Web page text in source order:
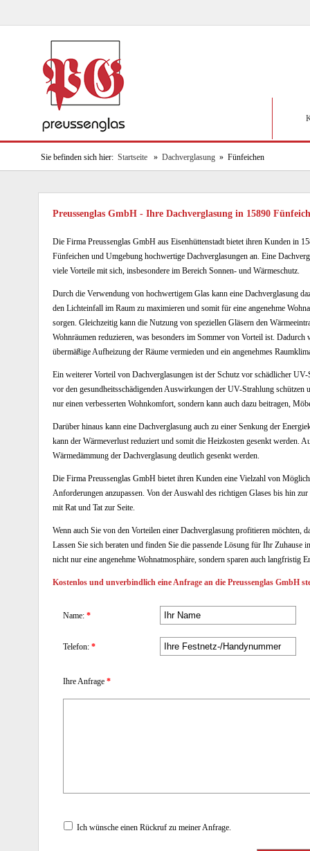
Sie befinden sich hier: Startseite » Dachverglasung » Fünfeichen
Preussenglas GmbH - Ihre Dachverglasung in 15890
Die Firma Preussenglas GmbH aus Eisenhüttenstadt bietet ihren Kunden in
Fünfeichen und Umgebung hochwertige Dachverglasungen an. Eine
viele Vorteile mit sich, insbesondere im Bereich Sonnen- und Wärmeschutz.
Durch die Verwendung von hochwertigem Glas kann eine Dachverglasung
den Lichteinfall im Raum zu maximieren und somit für eine angenehme
sorgen. Gleichzeitig kann die Nutzung von speziellen Gläsern den
Wohnräumen reduzieren, was besonders im Sommer von Vorteil ist. Dadurch
übermäßige Aufheizung der Räume vermieden und ein angenehmes
Ein weiterer Vorteil von Dachverglasungen ist der Schutz vor schädlicher
vor den gesundheitsschädigenden Auswirkungen der UV-Strahlung
nur einen verbesserten Wohnkomfort, sondern kann auch dazu beitragen,
Darüber hinaus kann eine Dachverglasung auch zu einer Senkung der
kann der Wärmeverlust reduziert und somit die Heizkosten gesenkt werden.
Wärmedämmung der Dachverglasung deutlich gesenkt werden.
Die Firma Preussenglas GmbH bietet ihren Kunden eine Vielzahl von
Anforderungen anzupassen. Von der Auswahl des richtigen Glases bis hin
mit Rat und Tat zur Seite.
Wenn auch Sie von den Vorteilen einer Dachverglasung profitieren möchten,
Lassen Sie sich beraten und finden Sie die passende Lösung für Ihr
nicht nur eine angenehme Wohnatmosphäre, sondern sparen auch
Kostenlos und unverbindlich eine Anfrage an die Preussenglas GmbH
Name: *
Telefon: *
Ihre Anfrage *
Ich wünsche einen Rückruf zu meiner Anfrage.